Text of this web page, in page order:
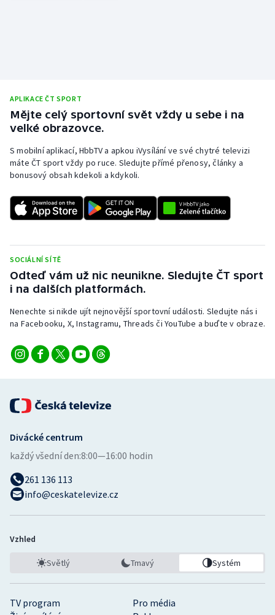
APLIKACE ČT SPORT
Mějte celý sportovní svět vždy u sebe i na
velké obrazovce.
S mobilní aplikací, HbbTV a apkou iVysílání ve své chytré televizi
máte ČT sport vždy po ruce. Sledujte přímé přenosy, články a
bonusový obsah kdekoli a kdykoli.
SOCIÁLNÍ SÍTĚ
Odteď vám už nic neunikne. Sledujte ČT sport
i na dalších platformách.
Nenechte si nikde ujít nejnovější sportovní události. Sledujte nás i
na Facebooku, X, Instagramu, Threads či YouTube a buďte v obraze.
TV program
Pro média
Divácké centrum
každý všední den:8:00—16:00 hodin
261 136 113
info@ceskatelevize.cz
Vzhled
Světlý Tmavý Systém